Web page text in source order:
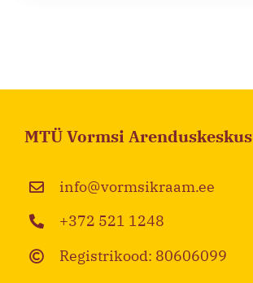
MTÜ Vormsi Arenduskeskus
info@vormsikraam.ee
+372 521 1248
Registrikood: 80606099